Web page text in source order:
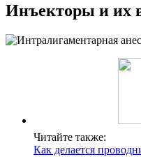
Инъекторы и их
Читайте также:
Как делается